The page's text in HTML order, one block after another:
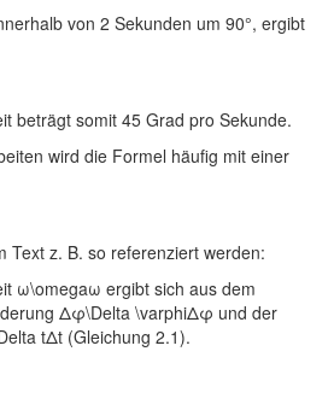
von 2 Sekunden um 90°, ergibt
beträgt somit 45 Grad pro Sekunde.
wird die Formel häufig mit einer
Text z. B. so referenziert werden:
ω\omegaω ergibt sich aus dem
Δφ\Delta \varphiΔφ und der
tΔt (Gleichung 2.1).